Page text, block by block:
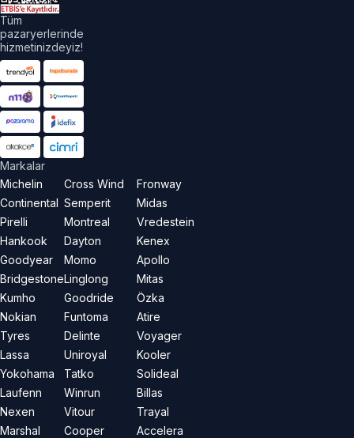
Tüm
pazaryerlerinde
hizmetinizdeyiz!
Markalar
Michelin
Continental
Pirelli
Hankook
Goodyear
Bridgestone
Kumho
Nokian
Tyres
Lassa
Yokohama
Laufenn
Nexen
Marshal
Cross Wind
Semperit
Montreal
Dayton
Momo
Linglong
Goodride
Funtoma
Delinte
Uniroyal
Tatko
Winrun
Vitour
Cooper
Fronway
Midas
Vredestein
Kenex
Apollo
Mitas
Özka
Atire
Voyager
Kooler
Solideal
Billas
Trayal
Accelera